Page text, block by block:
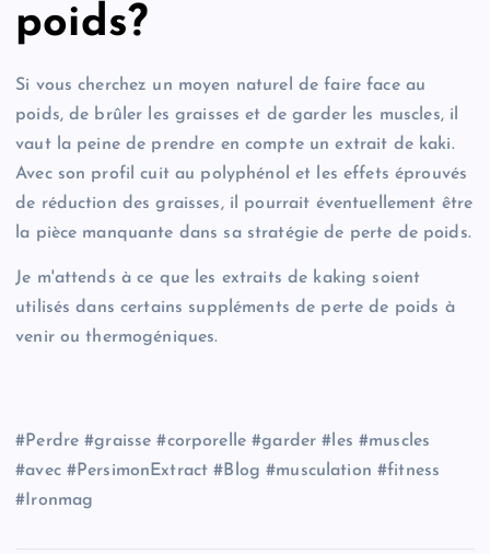
poids?
Si vous cherchez un moyen naturel de faire face au
poids, de brûler les graisses et de garder les muscles, il
vaut la peine de prendre en compte un extrait de kaki.
Avec son profil cuit au polyphénol et les effets éprouvés
de réduction des graisses, il pourrait éventuellement être
la pièce manquante dans sa stratégie de perte de poids.
Je m'attends à ce que les extraits de kaking soient
utilisés dans certains suppléments de perte de poids à
venir ou thermogéniques.
#Perdre #graisse #corporelle #garder #les #muscles
#avec #PersimonExtract #Blog #musculation #fitness
#Ironmag